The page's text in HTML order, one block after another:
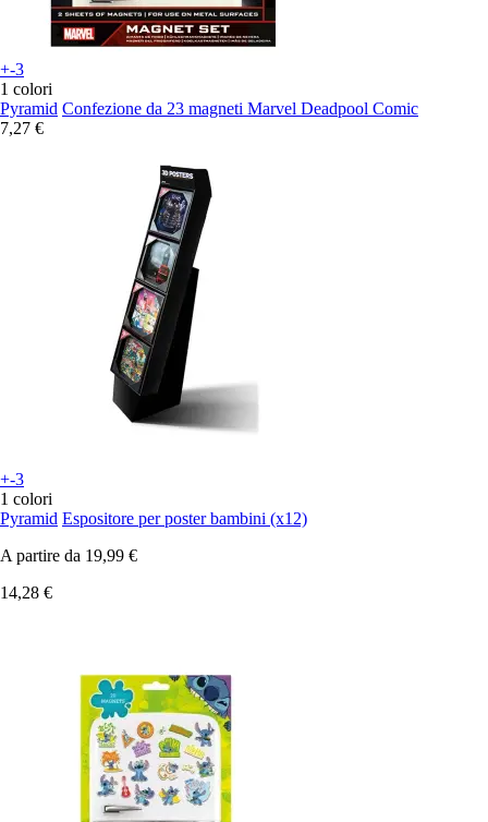
+-3
1 colori
Pyramid Confezione da 23 magneti Marvel Deadpool Comic
7,27 €
+-3
1 colori
Pyramid Espositore per poster bambini (x12)
A partire da 19,99 €
14,28 €